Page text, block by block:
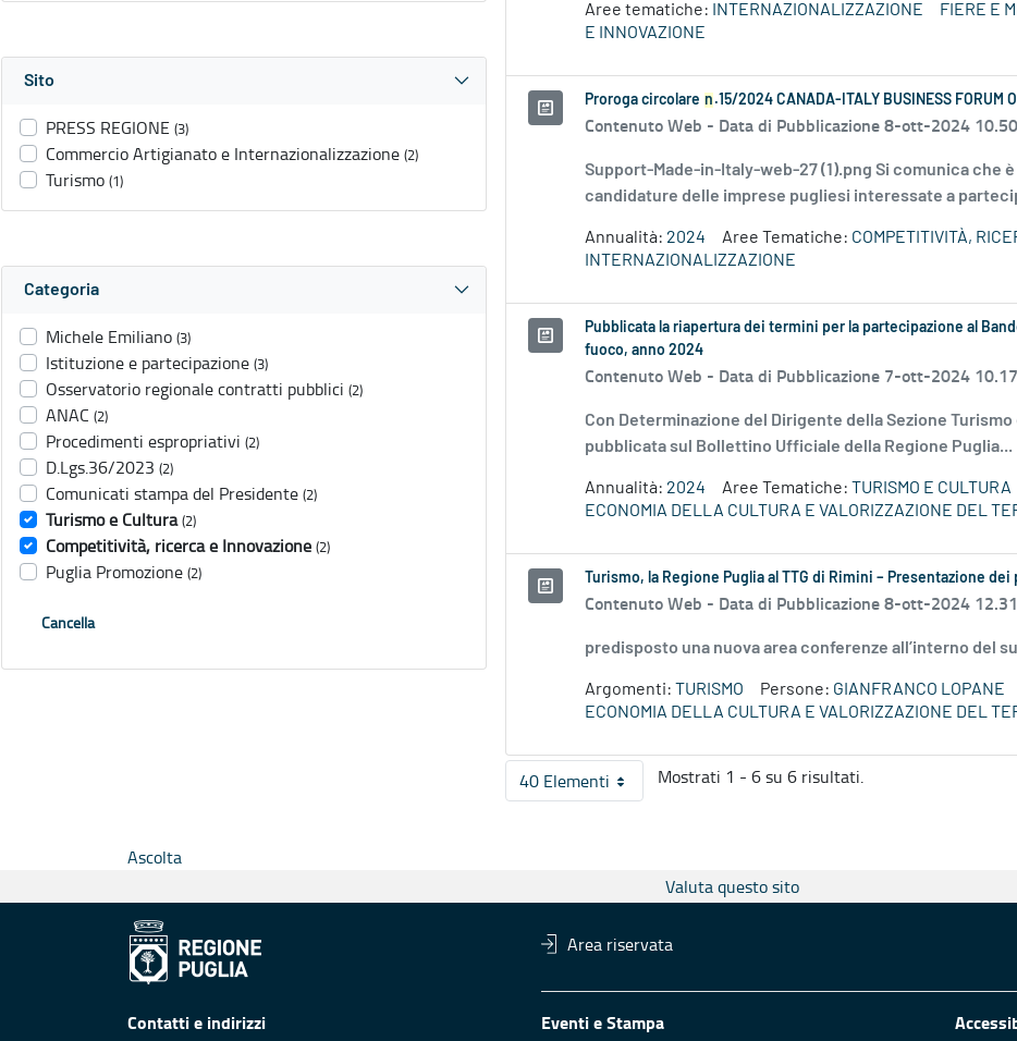
Sito
PRESS REGIONE (3)
Commercio Artigianato e Internazionalizzazione (2)
Turismo (1)
Categoria
Michele Emiliano (3)
Istituzione e partecipazione (3)
Osservatorio regionale contratti pubblici (2)
ANAC (2)
Procedimenti espropriativi (2)
D.Lgs.36/2023 (2)
Comunicati stampa del Presidente (2)
Turismo e Cultura (2)
Competitività, ricerca e Innovazione (2)
Puglia Promozione (2)
Cancella
Aree tematiche: INTERNAZIONALIZZAZIONE FIERE E
E INNOVAZIONE
Proroga circolare n .15/2024 CANADA-ITALY BUSINESS FORUM
Contenuto Web - Data di Pubblicazione 8-ott-2024 10.50
Support-Made-in-Italy-web-27 (1).png Si comunica che
candidature delle imprese pugliesi interessate a
Annualità: 2024 Aree Tematiche: COMPETITIVITÀ,
INTERNAZIONALIZZAZIONE
Pubblicata la riapertura dei termini per la partecipazione al
fuoco, anno 2024
Contenuto Web - Data di Pubblicazione 7-ott-2024 10.17
Con Determinazione del Dirigente della Sezione
pubblicata sul Bollettino Ufficiale della Regione Puglia...
Annualità: 2024 Aree Tematiche: TURISMO E CULTURA
ECONOMIA DELLA CULTURA E VALORIZZAZIONE DEL
Turismo, la Regione Puglia al TTG di Rimini – Presentazione
Contenuto Web - Data di Pubblicazione 8-ott-2024 12.31
predisposto una nuova area conferenze all’interno del
Argomenti: TURISMO Persone: GIANFRANCO LOPANE
ECONOMIA DELLA CULTURA E VALORIZZAZIONE DEL
40 ElementiPer pagina
Mostrati 1 - 6 su 6 risultati.
Ascolta
Valuta questo sito
Area riservata
Contatti e indirizzi Eventi e Stampa